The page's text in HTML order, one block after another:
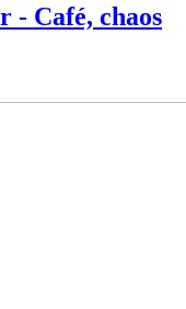
- Café, chaos